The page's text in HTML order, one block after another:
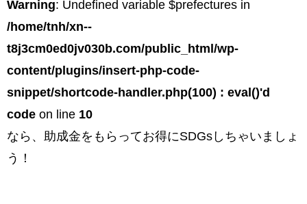
Warning: Undefined variable $prefectures in
/home/tnh/xn--
t8j3cm0ed0jv030b.com/public_html/wp-
content/plugins/insert-php-code-
snippet/shortcode-handler.php(100) : eval()'d
code on line 10
なら、助成金をもらってお得にSDGsしちゃいましょ
う！